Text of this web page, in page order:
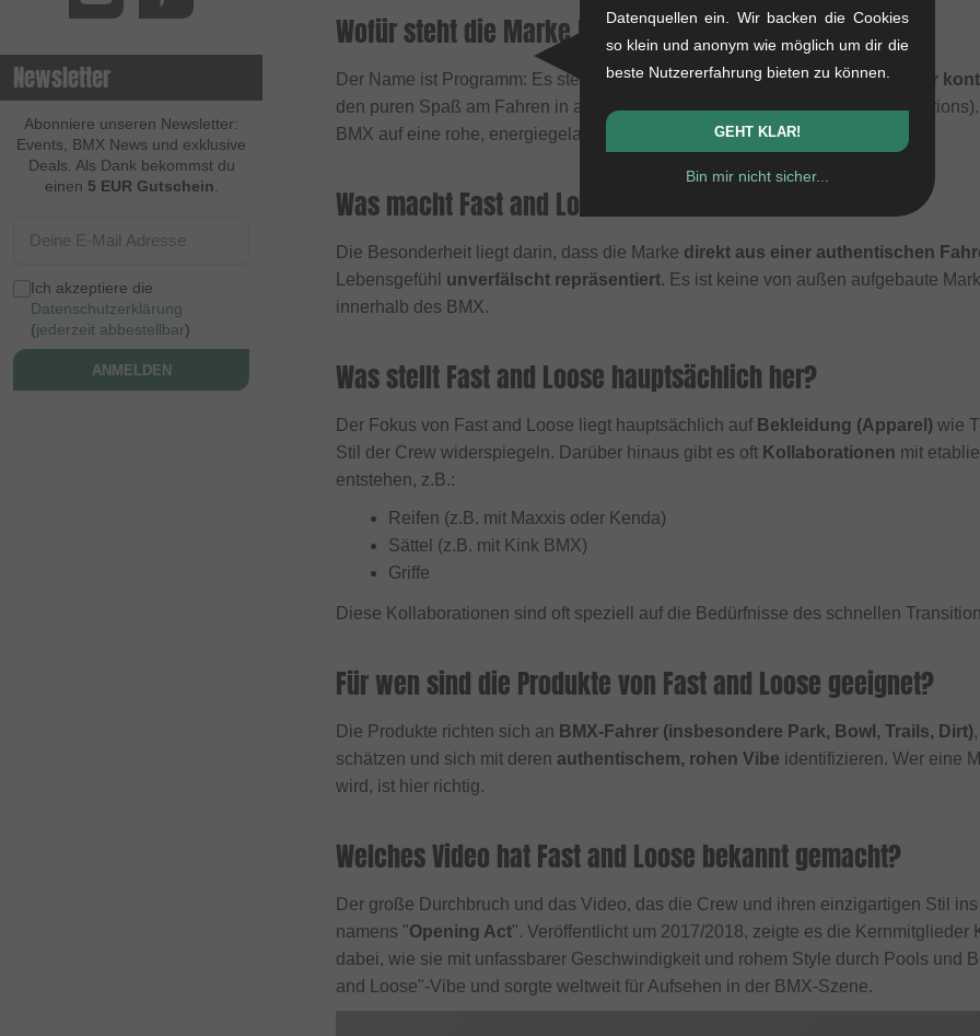
Contec
Continental
Cream BMX Magazine
Cult
Cycle Training
Demolition
Dia Tech
Newsletter
Abonniere unseren Newsletter:
Events, BMX News und exklusive
Deals. Als Dank bekommst du
einen 5 EUR Gutschein
Ich akzeptiere die
Datenschutzerklärung
(jederzeit abbestellbar)
ANMELDEN
Wofür steht die Marke Fast and Loose?
Der Name ist Programm: Es steht fürGeschwindigkeit, einen lockeren (aber
den puren Spaß am Fahren in anspruchsvollem Terrain (insbesondere
BMX auf eine rohe, energiegeladene Art zu leben.
Was macht Fast and Loose besonders?
Die Besonderheit liegt darin, dass die Marke direkt aus einer authentischen
Lebensgefühl unverfälscht repräsentiert. Es ist keine von außen aufgebaute
innerhalb des BMX.
Was stellt Fast and Loose hauptsächlich her?
Der Fokus von Fast and Loose liegt hauptsächlich auf Bekleidung (Apparel) wie
Stil der Crew widerspiegeln. Darüber hinaus gibt es oft Kollaborationen mit
entstehen, z.B.:
Reifen (z.B. mit Maxxis oder Kenda)
Sättel (z.B. mit Kink BMX)
Griffe
Diese Kollaborationen sind oft speziell auf die Bedürfnisse des schnellen
Für wen sind die Produkte von Fast and Loose geeignet?
Die Produkte richten sich an BMX-Fahrer (insbesondere Park, Bowl, Trails, Dirt)
schätzen und sich mit deren authentischem, rohen Vibe identifizieren. Wer eine
wird, ist hier richtig.
Welches Video hat Fast and Loose bekannt gemacht?
Der große Durchbruch und das Video, das die Crew und ihren einzigartigen Stil
namens "Opening Act". Veröffentlicht um 2017/2018, zeigte es die
dabei, wie sie mit unfassbarer Geschwindigkeit und rohem Style durch Pools und
and Loose"-Vibe und sorgte weltweit für Aufsehen in der BMX-Szene.
Datenquellen ein. Wir backen die Cookies
so klein und anonym wie möglich um dir die
beste Nutzererfahrung bieten zu können.
GEHT KLAR!
Bin mir nicht sicher...